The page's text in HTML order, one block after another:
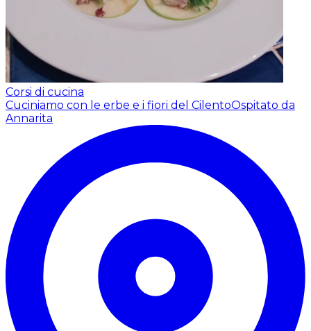
Corsi di cucina
Cuciniamo con le erbe e i fiori del CilentoOspitato da
Annarita